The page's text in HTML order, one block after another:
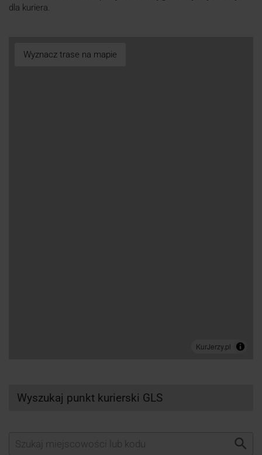
dla kuriera.
Wyznacz trase na mapie
Wyszukaj punkt kurierski GLS